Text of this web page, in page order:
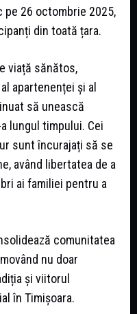
pe 26 octombrie 2025,
din toată țara.
viață sănătos,
apartenenței și al
să unească
lungul timpului. Cei
sunt încurajați să se
având libertatea de a
ai familiei pentru a
comunitatea
nu doar
și viitorul
în Timișoara.